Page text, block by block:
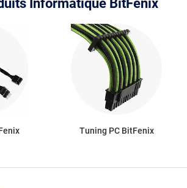
Informatique BitFenix
Tuning PC BitFenix